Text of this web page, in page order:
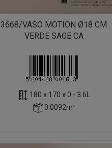
3668/VASO MOTION Ø18 CM
VERDE SAGE CA
180 x 170 x 0 - 3.6L
0.0092m³